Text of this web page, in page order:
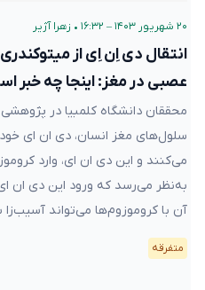
۲۰ شهریور ۱۴۰۳ – ۱۶:۳۲ • زهرا آژیر
انتقال دی اِن اِی از
عصبی در مغز: اینجا چه خبر
محققان دانشگاه کلمبیا در
سلول‌های مغز انسان، دی ان ای
می‌کنند و این دی ان ای، وارد
به‌نظر می‌رسد که ورود این دی ان
آن با کروموزوم‌ها می‌تواند آسیب‌زا
متفرقه